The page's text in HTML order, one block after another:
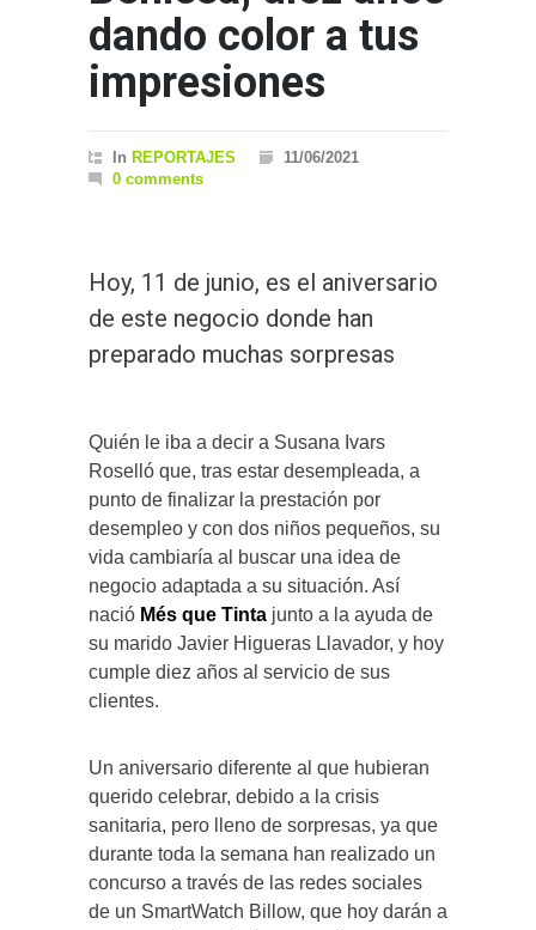
dando color a tus
impresiones
In REPORTAJES
11/06/2021
0 comments
Hoy, 11 de junio, es el aniversario
de este negocio donde han
preparado muchas sorpresas
Quién le iba a decir a Susana Ivars
Roselló que, tras estar desempleada, a
punto de finalizar la prestación por
desempleo y con dos niños pequeños, su
vida cambiaría al buscar una idea de
negocio adaptada a su situación. Así
nació Més que Tinta junto a la ayuda de
su marido Javier Higueras Llavador, y hoy
cumple diez años al servicio de sus
clientes.
Un aniversario diferente al que hubieran
querido celebrar, debido a la crisis
sanitaria, pero lleno de sorpresas, ya que
durante toda la semana han realizado un
concurso a través de las redes sociales
de un SmartWatch Billow, que hoy darán a